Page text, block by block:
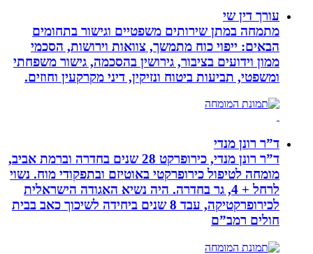
עורך דין שי
מתמחה במתן שירותים משפטיים וגישור בתחומים
הבאים: ייפוי כוח מתמשך, צוואות וירושות, הסכמי
ממון וידועים בציבור, גירושין בהסכמה, גישור משפחתי
ומשפטי, תביעות ביטוח ונזיקין, דיני מקרקעין וחוזים.
ד”ר רונן מנדי
ד”ר רונן מנדי, כירופרקט 28 שנים בחדרה וברמת אביב,
מומחה לטיפול כירופרקטי באוטיזם ובתפקודי מוח. נשוי
לרחל + 4, גר בחדרה. היה נשיא האגודה הישראלית
לכירופרקטיקה, עבד 8 שנים ביחידה לשיכוך כאב בבית
חולים רמב”ם